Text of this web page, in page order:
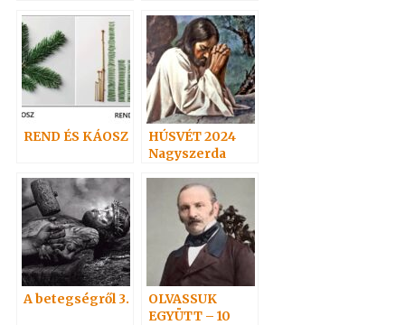
REND ÉS KÁOSZ
HÚSVÉT 2024
Nagyszerda
A betegségről 3.
OLVASSUK
EGYÜTT – 10